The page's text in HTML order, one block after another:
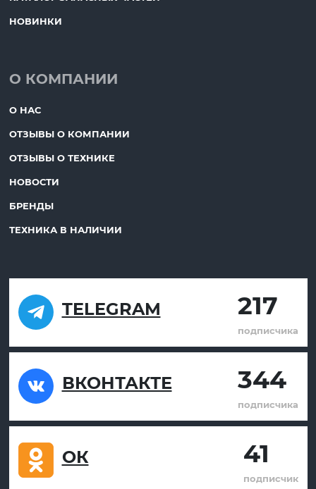
НОВИНКИ
О КОМПАНИИ
О НАС
ОТЗЫВЫ О КОМПАНИИ
ОТЗЫВЫ О ТЕХНИКЕ
НОВОСТИ
БРЕНДЫ
ТЕХНИКА В НАЛИЧИИ
TELEGRAM 217
подписчика
ВКОНТАКТЕ 344
подписчика
ОК 41
подписчик